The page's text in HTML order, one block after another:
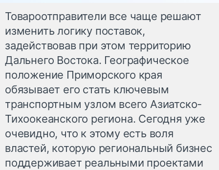
Товароотправители все чаще решают
изменить логику поставок,
задействовав при этом территорию
Дальнего Востока. Географическое
положение Приморского края
обязывает его стать ключевым
транспортным узлом всего Азиатско-
Тихоокеанского региона. Сегодня уже
очевидно, что к этому есть воля
властей, которую региональный бизнес
поддерживает реальными проектами